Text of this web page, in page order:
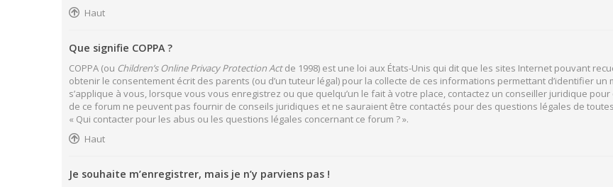
Haut
Que signifie COPPA ?
COPPA (ou Children’s Online Privacy Protection Actde 1998) est une loi aux États-Unis qui dit que les sites Internet pouvant
obtenir le consentement écrit des parents (ou d’un tuteur légal) pour la collecte de ces informations permettant d’identifier un
s’applique à vous, lorsque vous vous enregistrez ou que quelqu’un le fait à votre place, contactez un conseiller juridique
de ce forum ne peuvent pas fournir de conseils juridiques et ne sauraient être contactés pour des questions légales de
« Qui contacter pour les abus ou les questions légales concernant ce forum ? ».
Haut
Je souhaite m’enregistrer, mais je n’y parviens pas !